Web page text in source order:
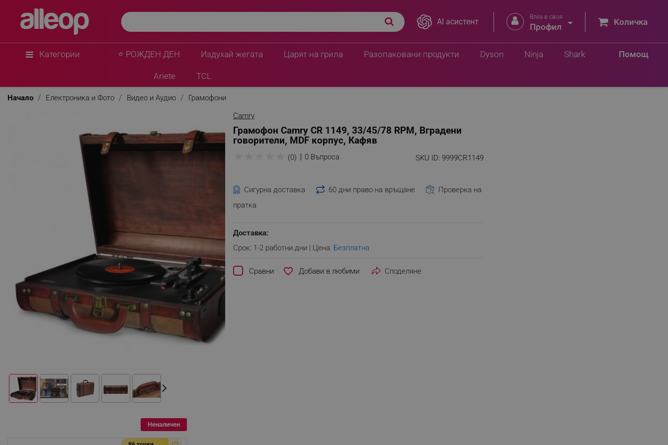
AI асистент  Влез в своя
Профил  Количка
Категории ⭐ РОЖДЕН ДЕН Издухай жегата Царят на грила Разопаковани продукти Помощ
Dyson Ninja Shark
Ariete TCL
Начало Електроника и Фото Видео и Аудио
Грамофони
Camry
Грамофон Camry CR 1149, 33/45/78 RPM, Вградени
говорители, MDF корпус, Кафяв
SKU ID: 9999CR1149
(0) 0 Въпроса
Сигурна доставка 60 дни право на връщане
Проверка на
пратка
Доставка:
Срок: 1-2 работни дни | Цена: Безплатна
Сравни favorite_border Споделяне
Неналичен